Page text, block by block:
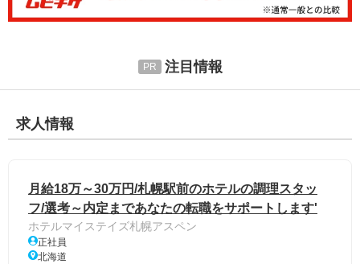
注目情報
求人情報
月給18万～30万円/札幌駅前のホテルの調理スタッ
フ/選考～内定まであなたの転職をサポートします'
ホテルマイステイズ札幌アスペン
正社員
北海道